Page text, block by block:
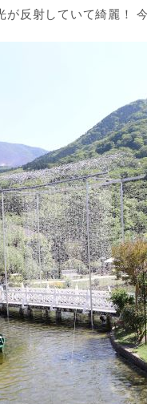
が反射していて綺麗！